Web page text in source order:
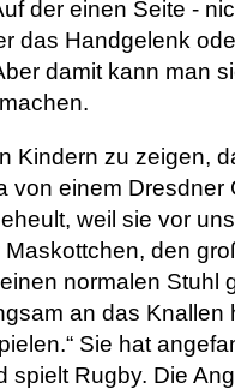
der einen Seite -
das Handgelenk
damit kann man
Kindern zu zeigen,
einem
weil sie vor
den
normalen
an das
Sie hat
spielt Rugby. Die